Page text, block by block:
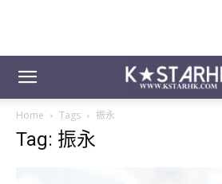
Home Tags 振永
Tag: 振永